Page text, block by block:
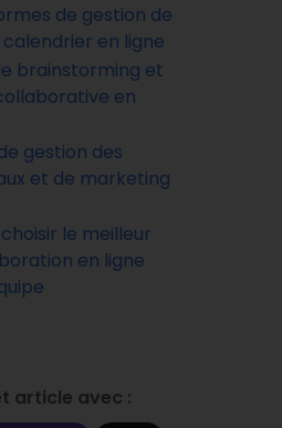
de gestion de
en ligne
brainstorming et
en
gestion des
et de marketing
le meilleur
en ligne
article avec :